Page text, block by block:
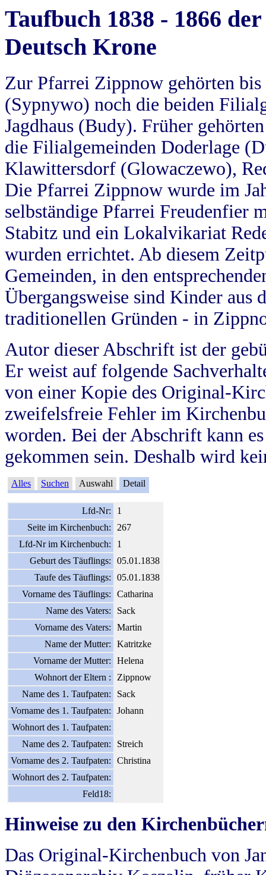
Taufbuch 1838 - 1866
Deutsch Krone
Zur Pfarrei Zippnow gehörten
(Sypnywo) noch die beiden
Jagdhaus (Budy). Früher
die Filialgemeinden Doderlage
Klawittersdorf (Glowaczewo),
Die Pfarrei Zippnow wurde im
selbständige Pfarrei Freudenfier
Stabitz und ein Lokalvikariat
wurden errichtet. Ab diesem
Gemeinden, in den
Übergangsweise sind Kinder aus
traditionellen Gründen - in
Autor dieser Abschrift ist der
Er weist auf folgende
von einer Kopie des Original-
zweifelsfreie Fehler im
worden. Bei der Abschrift kann
gekommen sein. Deshalb wird
Alles Suchen Auswahl Detail
Lfd-Nr:
1
Seite im Kirchenbuch:
267
Lfd-Nr im Kirchenbuch:
1
Geburt des Täuflings:
05.01.1838
Taufe des Täuflings:
05.01.1838
Vorname des Täuflings:
Catharina
Name des Vaters:
Sack
Vorname des Vaters:
Martin
Name der Mutter:
Katritzke
Vorname der Mutter:
Helena
Wohnort der Eltern :
Zippnow
Name des 1. Taufpaten:
Sack
Vorname des 1. Taufpaten:
Johann
Wohnort des 1. Taufpaten:
Name des 2. Taufpaten:
Streich
Vorname des 2. Taufpaten:
Christina
Wohnort des 2. Taufpaten:
Feld18:
Hinweise zu den
Das Original-Kirchenbuch von